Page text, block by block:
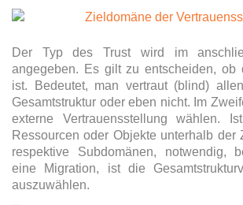
Der Typ des Trust wird im
angegeben. Es gilt zu entscheiden, ob
ist. Bedeutet, man vertraut (blind)
Gesamtstruktur oder eben nicht. Im
externe Vertrauensstellung wählen.
Ressourcen oder Objekte unterhalb der
respektive Subdomänen, notwendig,
eine Migration, ist die
auszuwählen.